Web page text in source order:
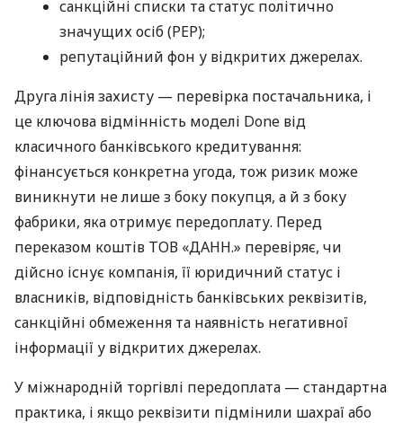
санкційні списки та статус політично
значущих осіб (PEP);
репутаційний фон у відкритих джерелах.
Друга лінія захисту — перевірка постачальника, і
це ключова відмінність моделі Done від
класичного банківського кредитування:
фінансується конкретна угода, тож ризик може
виникнути не лише з боку покупця, а й з боку
фабрики, яка отримує передоплату. Перед
переказом коштів ТОВ «ДАНН.» перевіряє, чи
дійсно існує компанія, її юридичний статус і
власників, відповідність банківських реквізитів,
санкційні обмеження та наявність негативної
інформації у відкритих джерелах.
У міжнародній торгівлі передоплата — стандартна
практика, і якщо реквізити підмінили шахраї або